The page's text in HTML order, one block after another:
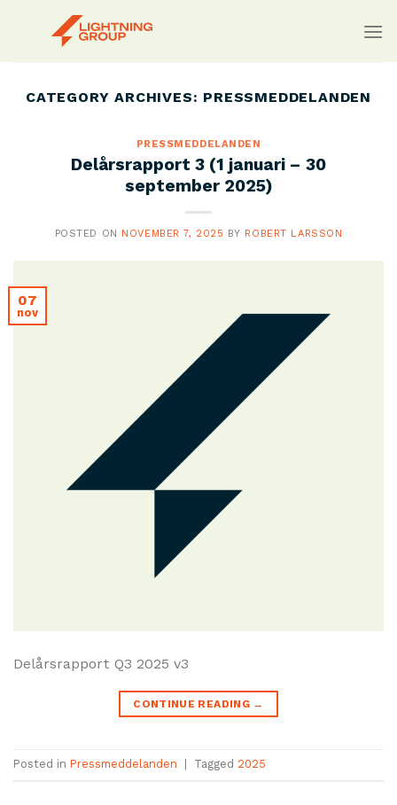
CATEGORY ARCHIVES: PRESSMEDDELANDEN
PRESSMEDDELANDEN
Delårsrapport 3 (1 januari – 30
september 2025)
POSTED ON NOVEMBER 7, 2025 BY ROBERT LARSSON
07
nov
Delårsrapport Q3 2025 v3
CONTINUE READING →
Posted in Pressmeddelanden Tagged 2025